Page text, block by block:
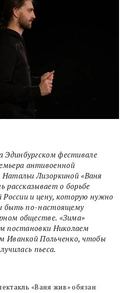
Эдинбургском фестивале
антивоенной
Лизоркиной «Ваня
рассказывает о борьбе
России и цену, которую нужно
быть по-настоящему
обществе. «Зима»
постановки Николаем
Иванкой Польченко, чтобы
пьеса.
«Ваня жив» обязан